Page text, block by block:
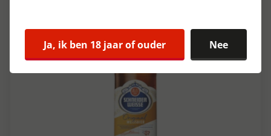
Ja, ik ben 18 jaar of ouder Nee